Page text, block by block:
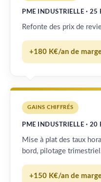
PME INDUSTRIELLE · 25
Refonte des prix de
+180 K€/an de
GAINS CHIFFRÉS
PME INDUSTRIELLE · 20
Mise à plat des taux
bord, pilotage
+150 K€/an de